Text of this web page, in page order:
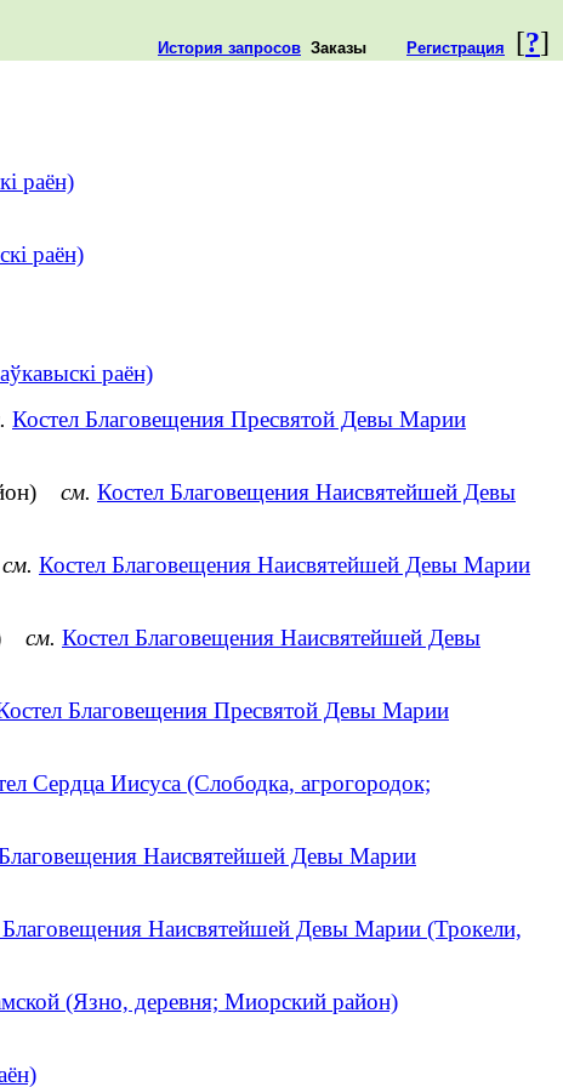
[?]
История запросов Заказы Регистрация
раён)
раён)
раён)
Костел Благовещения Пресвятой Девы Марии
см. Костел Благовещения Наисвятейшей Девы
см. Костел Благовещения Наисвятейшей Девы Марии
см. Костел Благовещения Наисвятейшей Девы
Благовещения Пресвятой Девы Марии
Сердца Иисуса (Слободка, агрогородок;
Наисвятейшей Девы Марии
Благовещения Наисвятейшей Девы Марии (Трокели,
(Язно, деревня; Миорский район)